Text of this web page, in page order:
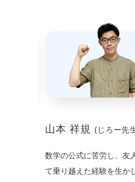
山本 祥規 (じろー先
数学の公式に苦労し、友
て乗り越えた経験を生か